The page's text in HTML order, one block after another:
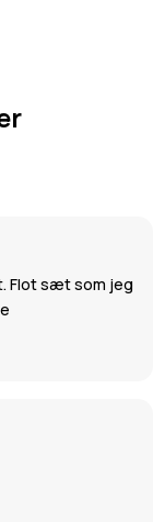
Flot sæt som jeg